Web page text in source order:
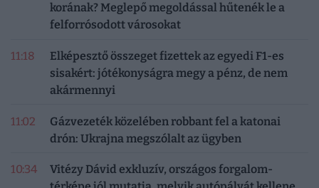
korának? Meglepő megoldással hűtenék le a
felforrósodott városokat
11:18
Elképesztő összeget fizettek az egyedi F1-es
sisakért: jótékonyságra megy a pénz, de nem
akármennyi
11:02
Gázvezeték közelében robbant fel a katonai
drón: Ukrajna megszólalt az ügyben
10:34
Vitézy Dávid exkluzív, országos forgalom-